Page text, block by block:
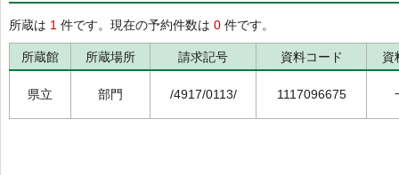
所蔵は 1 件です。現在の予約件数は 0 件です。
所蔵館 所蔵場所 請求記号 資料コード 資
県立 部門 /4917/0113/ 1117096675